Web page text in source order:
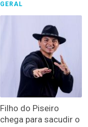
GERAL
Filho do Piseiro
chega para sacudir o